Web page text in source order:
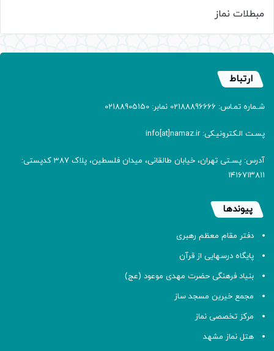
مبطلات نماز
ارتباط
شـماره تمـاس: 02188896666 نمابر: 02188905150
پسـت الـکترونیـکی: info[at]namaz.ir
آدرس: پسـتی تهران، خیابان طالقانی، میدان فلسطین، پلاک 387 کدپستی:
۱۴۱۶۷۱۳۸۱۱
پیوندها
دفتر مقام معظم رهبری
پایگاه درسهایی از قرآن
بنیاد فرهنگی حضرت مهدی موعود (عج)
مجمع خیرین مسجد ساز
مرکز تخصصی نماز
هتل نماز مشهد